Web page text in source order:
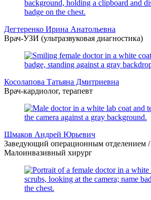
Дегтеренко Ирина Анатольевна
Врач-УЗИ (ультразвуковая диагностика)
Косолапова Татьяна Дмитриевна
Врач-кардиолог, терапевт
Шмаков Андрей Юрьевич
Заведующий операционным отделением
Малоинвазивный хирург